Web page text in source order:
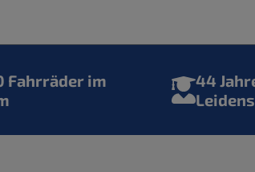
Fahrräder im
44